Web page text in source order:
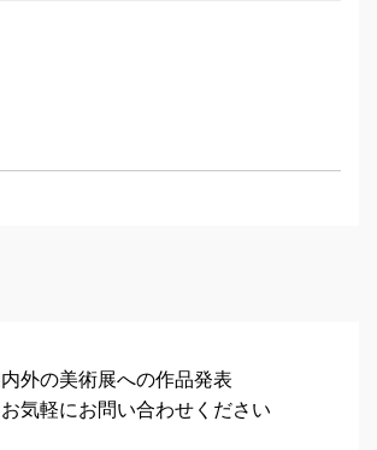
外の美術展への作品発表
気軽にお問い合わせください